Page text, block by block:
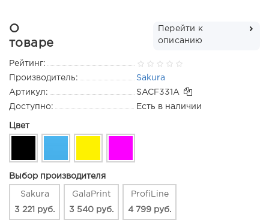
О
товаре
Перейти к
описанию
Рейтинг:
Производитель:
Sakura
Артикул:
SACF331A
Доступно:
Есть в наличии
Цвет
Выбор производителя
Sakura
3 221 руб.
GalaPrint
3 540 руб.
ProfiLine
4 799 руб.